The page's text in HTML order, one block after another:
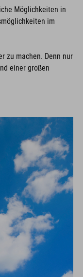
Möglichkeiten in
im
zu machen. Denn nur
einer großen